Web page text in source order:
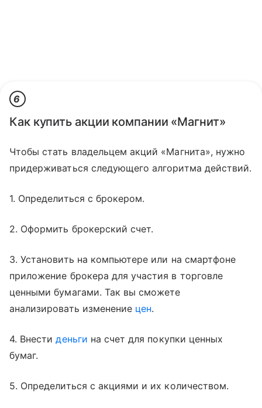
6
Как купить акции компании «Магнит»
Чтобы стать владельцем акций «Магнита», нужно
придерживаться следующего алгоритма действий.
1. Определиться с брокером.
2. Оформить брокерский счет.
3. Установить на компьютере или на смартфоне
приложение брокера для участия в торговле
ценными бумагами. Так вы сможете
анализировать изменение цен.
4. Внестиденьги на счет для покупки ценных
бумаг.
5. Определиться с акциями и их количеством.